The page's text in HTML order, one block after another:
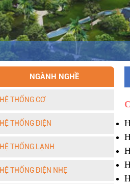
NGÀNH NGHỀ
HỆ THỐNG CƠ
HỆ THỐNG ĐIỆN
HỆ THỐNG LẠNH
HỆ THỐNG ĐIỆN NHẸ